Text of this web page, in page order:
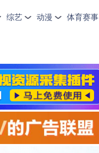
综艺 动漫 体育赛事